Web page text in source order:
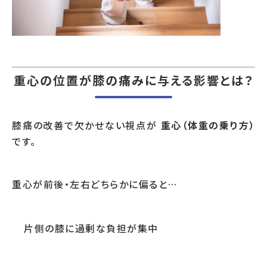
重心の位置が膝の痛みに与える影響とは？
膝痛の改善で欠かせない視点が 重心（体重の乗り方）
です。
重心が前後・左右どちらかに偏ると…
片側の膝に過剰な負担が集中